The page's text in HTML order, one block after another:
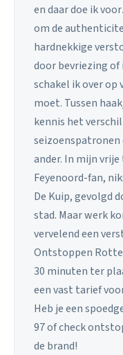
en daar doe ik
om de
hardnekkige
door bevriezing
schakel ik over op
moet. Tussen
kennis het
seizoenspatronen
ander. In mijn
Feyenoord-fan,
De Kuip, gevolgd
stad. Maar werk
vervelend een
Ontstoppen
30 minuten ter
een vast tarief
Heb je een
97 of check
de brand!